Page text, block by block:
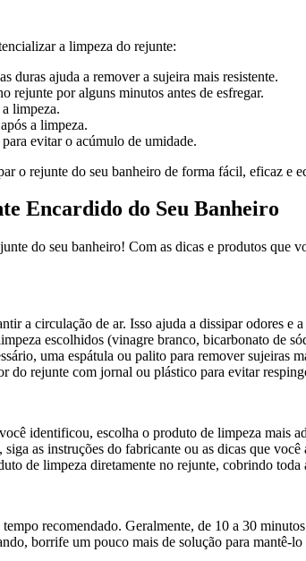
a limpeza do rejunte:
duras ajuda a remover a sujeira mais resistente.
rejunte por alguns minutos antes de esfregar.
limpeza.
a limpeza.
evitar o acúmulo de umidade.
o rejunte do seu banheiro de forma fácil, eficaz e
Encardido do Seu Banheiro
do seu banheiro! Com as dicas e produtos que
a circulação de ar. Isso ajuda a dissipar odores e
escolhidos (vinagre branco, bicarbonato de
uma espátula ou palito para remover sujeiras
do rejunte com jornal ou plástico para evitar
identificou, escolha o produto de limpeza mais
as instruções do fabricante ou as dicas que você
de limpeza diretamente no rejunte, cobrindo toda
recomendado. Geralmente, de 10 a 30
borrife um pouco mais de solução para mantê-